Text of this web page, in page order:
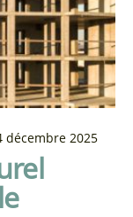
décembre 2025